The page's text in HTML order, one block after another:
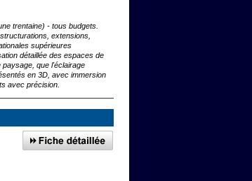
trentaine) - tous budgets.
extensions,
supérieures
détaillée des espaces de
que l'éclairage
en 3D, avec immersion
avec précision.